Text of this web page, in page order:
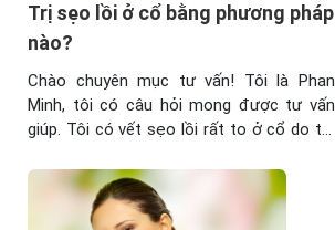
Trị sẹo lồi ở cổ bằng phương pháp
nào?
Chào chuyên mục tư vấn! Tôi là Phan
Minh, tôi có câu hỏi mong được tư vấn
giúp. Tôi có vết sẹo lồi rất to ở cổ do tôi
yếu tốthẩm mỹ và yêu cầu công việc nên
tôi muốn trị sẹo lồi ở cổ dứt điểm ...